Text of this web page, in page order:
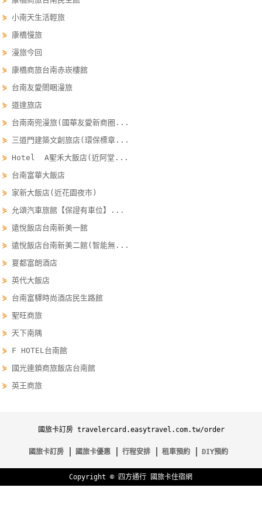
Line
線
上
服
紅
查
詢
訂
房
Q&A
國
旅
卡
訂
請
收
據
⋟小南天生活輕旅
⋟ 康橋慢旅
⋟漫旅今回
⋟ 康橋商旅台南赤崁樓館
⋟ 台南友愛閤睏漫旅
⋟道達旅店
⋟ 台南南兜漫旅(國華友愛新商圈...
⋟ 三道門建築文創旅店(環保標章...
⋟ Hotel A聖禾大飯店(近阿堂...
⋟ 台南富華大飯店
⋟ 家新大飯店(近花園夜市)
⋟ 允頌汽車旅館【保證有車位】...
⋟遠悅飯店台南新美一館
⋟遠悅飯店台南新美二館(智能無...
⋟ 夏都富朗酒店
⋟英代大飯店
⋟ 台南富驛時尚酒店民生路館
⋟聖旺商旅
⋟天下南隅
⋟ F HOTEL台南館
⋟
國光連鎖商旅飯店台南館
⋟英王商旅
國旅卡訂房 travelercard.easytravel.com.tw/order
國旅卡訂房 國旅卡優惠 行程安排 租車預約 DIY預約
Copyright © 四方通行 國旅卡住宿網